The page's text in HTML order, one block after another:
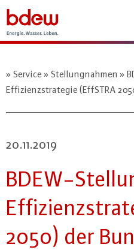
Service Stellungnahmen
Effizienzstrategie (EffSTRA
20.11.2019
BDEW-
2050) der